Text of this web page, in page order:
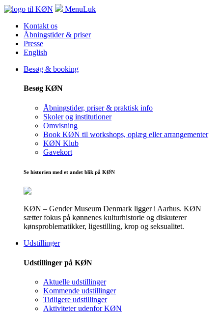
MenuLuk
Kontakt os
Åbningstider & priser
Presse
English
Besøg & booking
Besøg KØN
Åbningstider, priser & praktisk info
Skoler og institutioner
Omvisning
Book KØN til workshops, oplæg eller arrangementer
KØN Klub
Gavekort
Se historien med et andet blik på KØN
KØN – Gender Museum Denmark ligger i Aarhus. KØN
sætter fokus på kønnenes kulturhistorie og diskuterer
kønsproblematikker, ligestilling, krop og seksualitet.
Udstillinger
Udstillinger på KØN
Aktuelle udstillinger
Kommende udstillinger
Tidligere udstillinger
Aktiviteter udenfor KØN